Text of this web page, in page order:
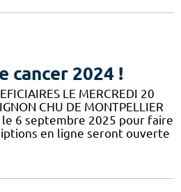
cancer 2024 !
LE MERCREDI 20
CHU DE MONTPELLIER
le 6 septembre 2025 pour faire
en ligne seront ouverte